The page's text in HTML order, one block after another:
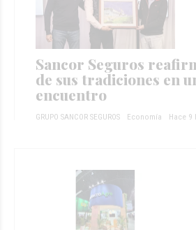
Sancor Seguros
de sus tradiciones en
encuentro
GRUPO SANCOR SEGUROS Economía Hace 9